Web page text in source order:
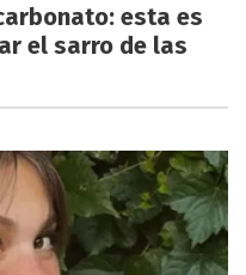
esta es
el sarro de las